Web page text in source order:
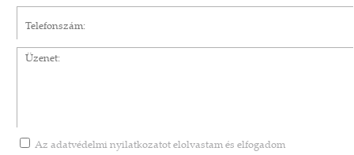
Üzenet
Az adatvédelmi nyilatkozatot elolvastam és elfogadom